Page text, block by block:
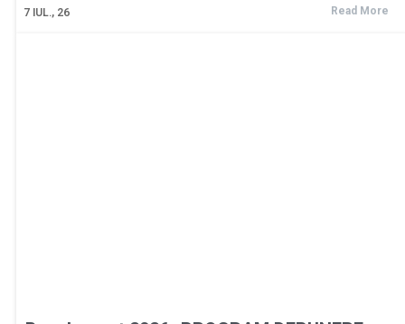
7 IUL., 26 Read More